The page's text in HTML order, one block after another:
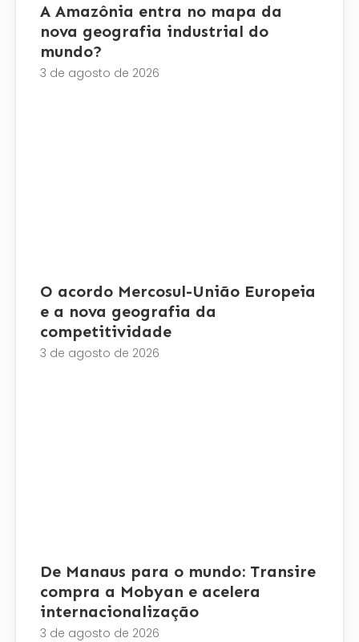
A Amazônia entra no mapa da
nova geografia industrial do
mundo?
3 de agosto de 2026
O acordo Mercosul-União Europeia
e a nova geografia da
competitividade
3 de agosto de 2026
De Manaus para o mundo: Transire
compra a Mobyan e acelera
internacionalização
3 de agosto de 2026